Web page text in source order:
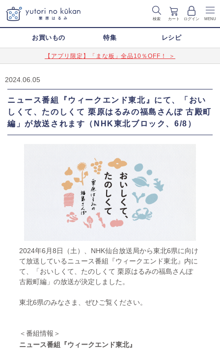
検索 カート ログイン MENU
お買いもの 特集 レシピ
【アプリ限定】「まな板」全品10％OFF！ ＞
2024.06.05
ニュース番組『ウィークエンド東北』にて、「おい
しくて、たのしくて 栗原はるみの福島さんぽ 古殿町
編」が放送されます（NHK東北ブロック、6/8）
2024年6月8日（土）、NHK仙台放送局から東北6県に向け
て放送しているニュース番組『ウィークエンド東北』内に
て、「おいしくて、たのしくて 栗原はるみの福島さんぽ
古殿町編」の放送が決定しました。
東北6県のみなさま、ぜひご覧ください。
＜番組情報＞
ニュース番組『ウィークエンド東北』